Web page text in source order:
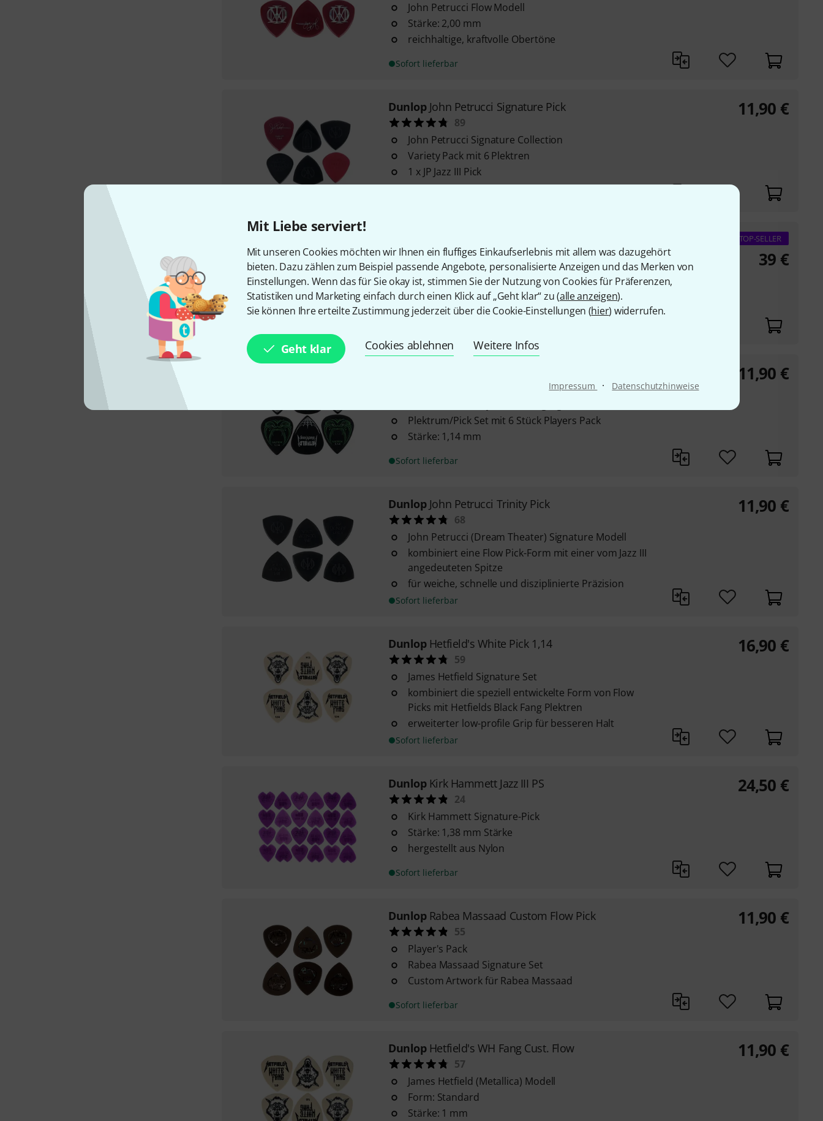
Mit Liebe serviert!
Mit unseren Cookies möchten wir Ihnen ein fluffiges Einkaufserlebnis mit allem was dazugehört
bieten. Dazu zählen zum Beispiel passende Angebote, personalisierte Anzeigen und das Merken von
Einstellungen. Wenn das für Sie okay ist, stimmen Sie der Nutzung von Cookies für Präferenzen,
Statistiken und Marketing einfach durch einen Klick auf „Geht klar“ zu (alle anzeigen).
Sie können Ihre erteilte Zustimmung jederzeit über die Cookie-Einstellungen (hier) widerrufen.
Geht klar Cookies ablehnen Weitere Infos
Impressum · Datenschutzhinweise
John Petrucci Flow Modell
Stärke: 2,00 mm
reichhaltige, kraftvolle Obertöne
Sofort lieferbar
Dunlop John Petrucci Signature Pick
89
John Petrucci Signature Collection
Variety Pack mit 6 Plektren
1 x JP Jazz III Pick
11,90 €
93
reichhaltige, kraftvolle Obertöne
gleichmäßige Abrundung an allen Kanten
hergestellt aus Ultex
TOP-SELLER
39 €
Plektrum/Pick Set mit 6 Stück Players Pack
Stärke: 1,14 mm
Sofort lieferbar
11,90 €
Dunlop John Petrucci Trinity Pick
68
John Petrucci (Dream Theater) Signature Modell
kombiniert eine Flow Pick-Form mit einer vom Jazz III
angedeuteten Spitze
für weiche, schnelle und disziplinierte Präzision
Sofort lieferbar
11,90 €
Dunlop Hetfield's White Pick 1,14
59
James Hetfield Signature Set
kombiniert die speziell entwickelte Form von Flow
Picks mit Hetfields Black Fang Plektren
erweiterter low-profile Grip für besseren Halt
Sofort lieferbar
16,90 €
Dunlop Kirk Hammett Jazz III PS
24
Kirk Hammett Signature-Pick
Stärke: 1,38 mm Stärke
hergestellt aus Nylon
Sofort lieferbar
24,50 €
Dunlop Rabea Massaad Custom Flow Pick
55
Player's Pack
Rabea Massaad Signature Set
Custom Artwork für Rabea Massaad
Sofort lieferbar
11,90 €
Dunlop Hetfield's WH Fang Cust. Flow
57
James Hetfield (Metallica) Modell
Form: Standard
Stärke: 1 mm
11,90 €